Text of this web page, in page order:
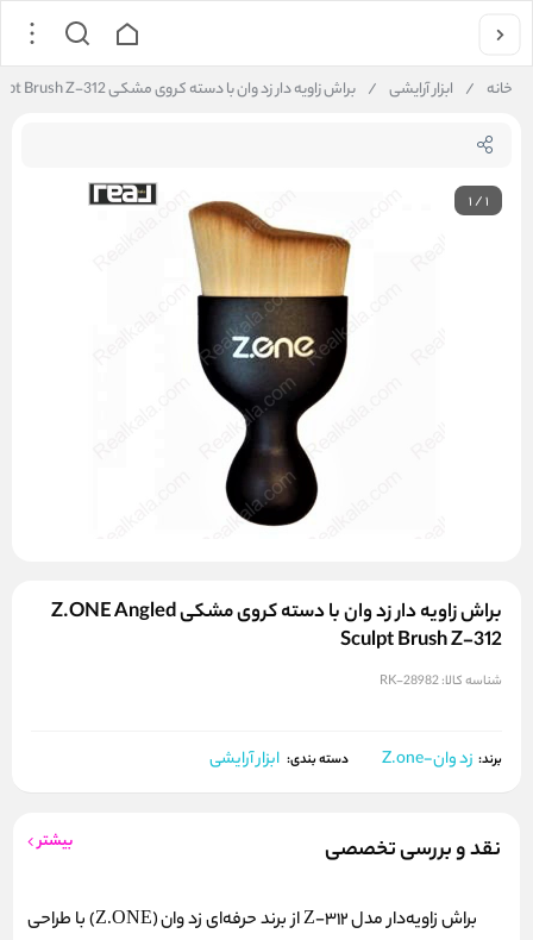
خانه / ابزار آرایشی / براش زاویه‌ دار زد وان با دسته کروی مشکی Z.ONE Angled Sculpt Brush Z-312
1/1
براش زاویه‌ دار زد وان با دسته کروی مشکی Z.ONE Angled
Sculpt Brush Z-312
شناسه کالا:RK-28982
برند: زد وان-Z.one دسته بندی: ابزار آرایشی
نقد و بررسی تخصصی بیشتر
براش زاویه‌دار مدل Z-312 از برند حرفه‌ای زد وان (Z.ONE) با طراحی